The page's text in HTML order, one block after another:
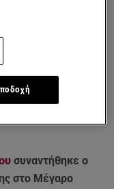
συναντήθηκε ο
στο Μέγαρο